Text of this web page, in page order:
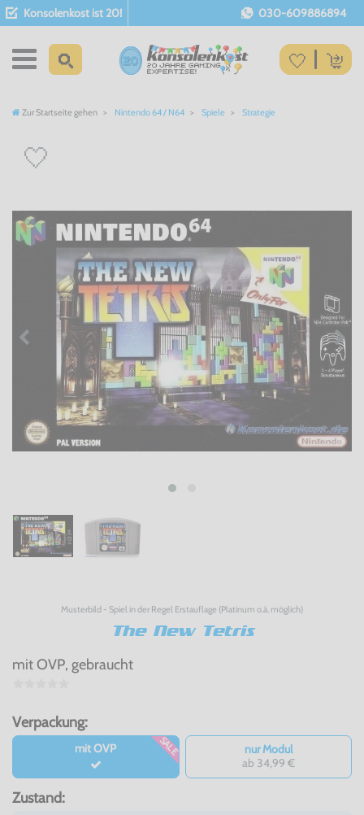
Konsolenkost ist 20! 030-609886894
Zur Startseite gehen Nintendo 64 / N64 Spiele Strategie
Musterbild - Spiel in der Regel Erstauflage (Platinum o.ä. möglich)
The New Tetris
mit OVP, gebraucht
Verpackung:
mit OVP SALE
nur Modul
ab 34,99 €
Zustand: